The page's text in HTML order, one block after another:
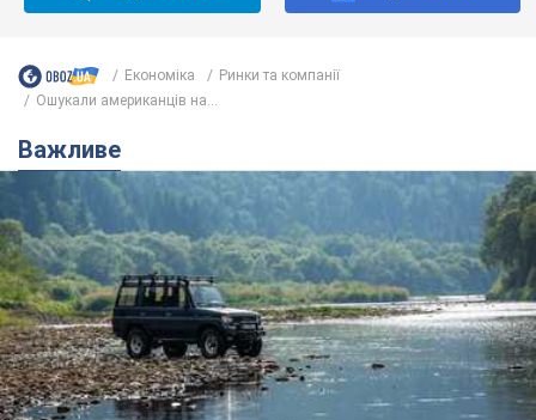
Економіка
Ринки та компанії
Ошукали американців на...
Важливе